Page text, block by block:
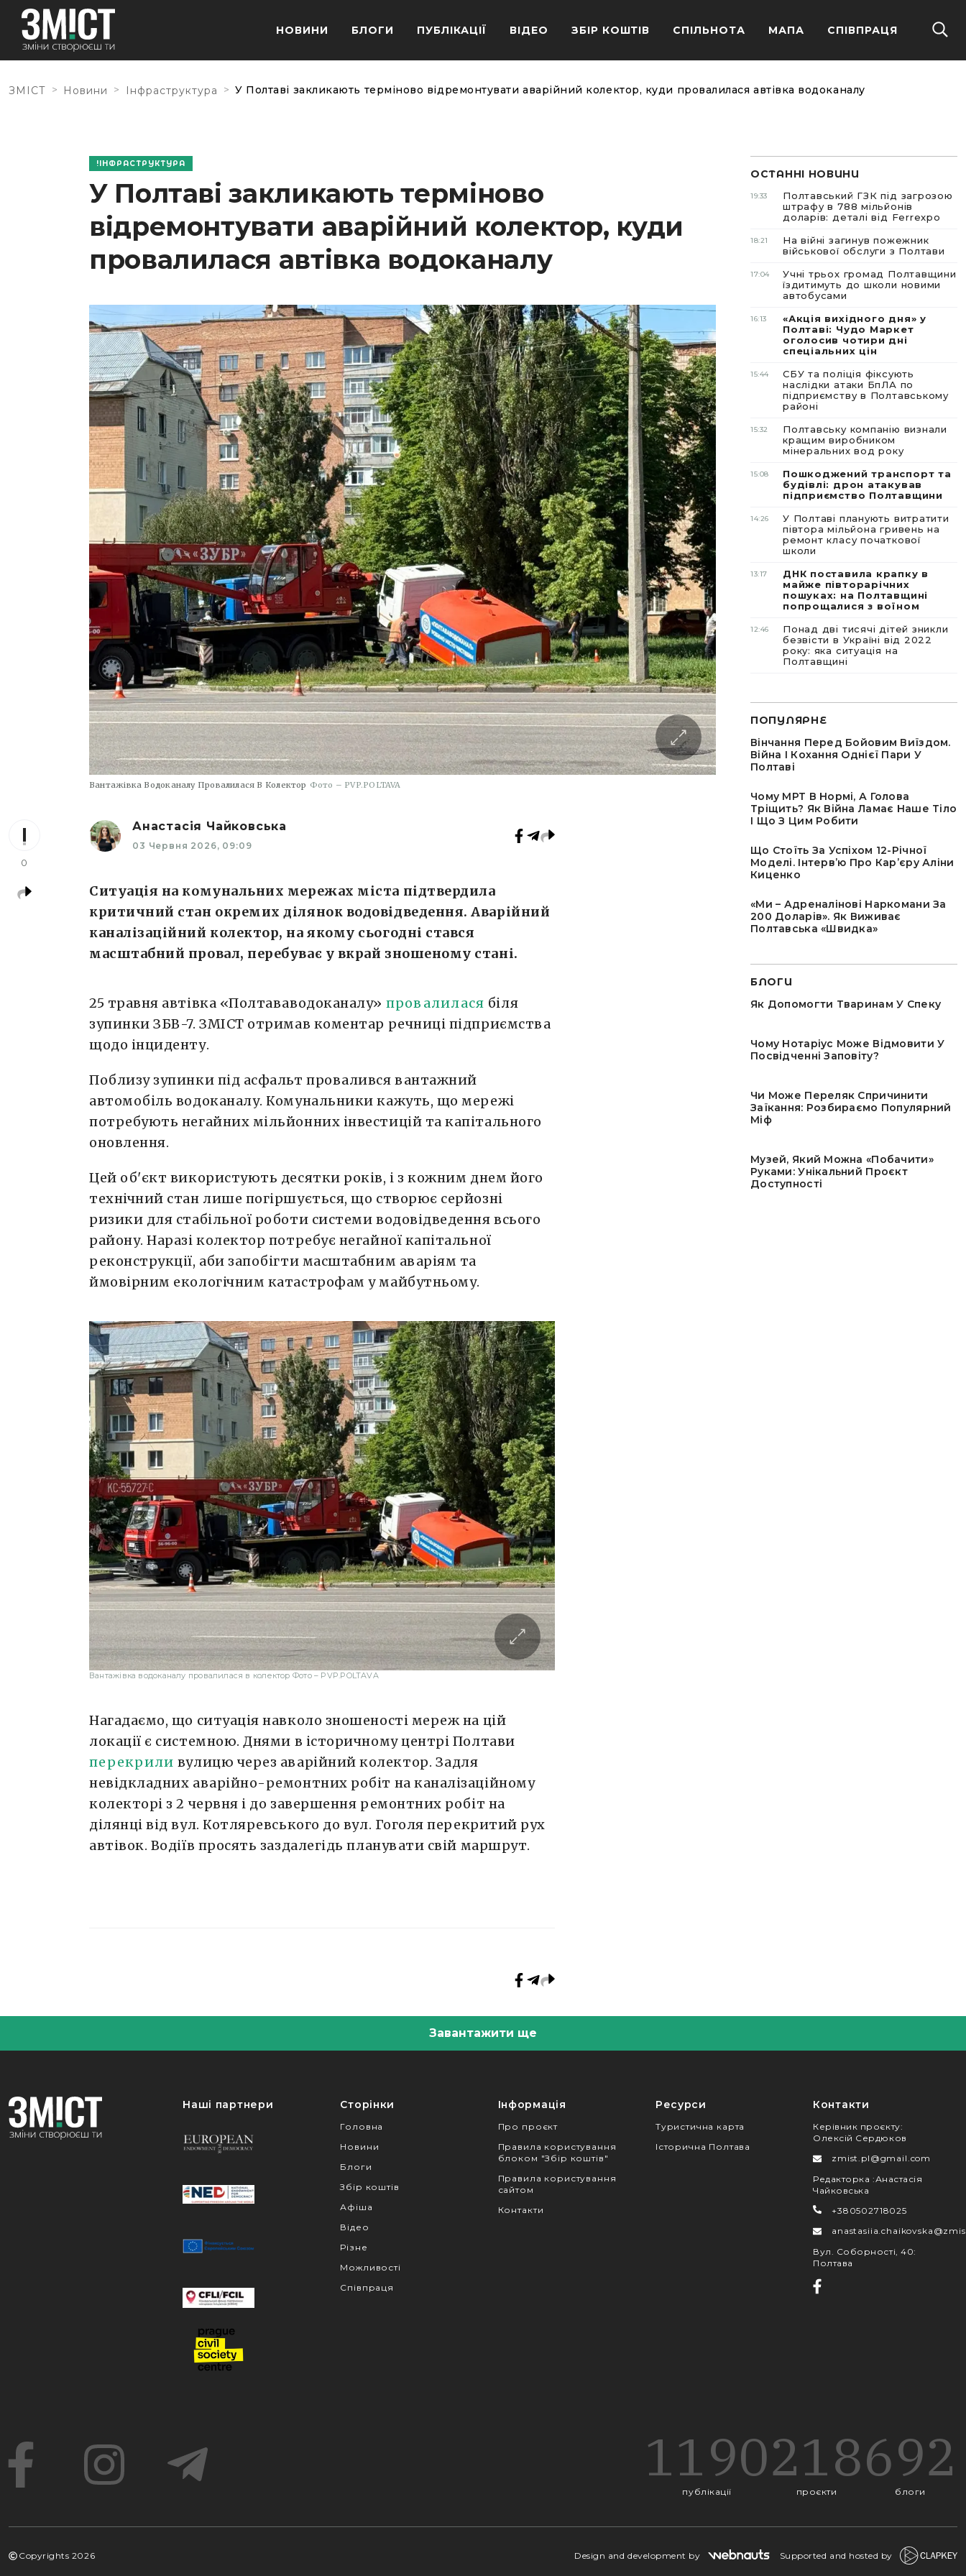
НОВИНИ БЛОГИ ПУБЛІКАЦІЇ ВІДЕО ЗБІР КОШТІВ СПІЛЬНОТА МАПА СПІВПРАЦЯ
ЗМІСТ > Новини > Інфраструктура > У Полтаві закликають терміново відремонтувати аварійний колектор, куди провалилася автівка водоканалу
ІНФРАСТРУКТУРА
У Полтаві закликають терміново
відремонтувати аварійний колектор, куди
провалилася автівка водоканалу
Вантажівка Водоканалу Провалилася В Колектор Фото – PVP.POLTAVA
0
Анастасія Чайковська
03 Червня 2026, 09:09
Ситуація на комунальних мережах міста підтвердила
критичний стан окремих ділянок водовідведення. Аварійний
каналізаційний колектор, на якому сьогодні стався
масштабний провал, перебуває у вкрай зношеному стані.
25 травня автівка «Полтававодоканалу» провалилася біля
зупинки ЗБВ-7. ЗМІСТ отримав коментар речниці підприємства
щодо інциденту.
Поблизу зупинки під асфальт провалився вантажний
автомобіль водоканалу. Комунальники кажуть, що мережі
потребують негайних мільйонних інвестицій та капітального
оновлення.
Цей об'єкт використують десятки років, і з кожним днем його
технічний стан лише погіршується, що створює серйозні
ризики для стабільної роботи системи водовідведення всього
району. Наразі колектор потребує негайної капітальної
реконструкції, аби запобігти масштабним аваріям та
ймовірним екологічним катастрофам у майбутньому.
Вантажівка водоканалу провалилася в колектор Фото – PVP.POLTAVA
Нагадаємо, що ситуація навколо зношеності мереж на цій
локації є системною. Днями в історичному центрі Полтави
перекрили вулицю через аварійний колектор. Задля
невідкладних аварійно-ремонтних робіт на каналізаційному
колекторі з 2 червня і до завершення ремонтних робіт на
ділянці від вул. Котляревського до вул. Гоголя перекритий рух
автівок. Водіїв просять заздалегідь планувати свій маршрут.
ОСТАННІ НОВИНИ
19:33
Полтавський ГЗК під загрозою
штрафу в 788 мільйонів
доларів: деталі від Ferrexpo
18:21
На війні загинув пожежник
військової обслуги з Полтави
17:04
Учні трьох громад Полтавщини
їздитимуть до школи новими
автобусами
16:13
«Акція вихідного дня» у
Полтаві: Чудо Маркет
оголосив чотири дні
спеціальних цін
15:44
СБУ та поліція фіксують
наслідки атаки БпЛА по
підприємству в Полтавському
районі
15:32
Полтавську компанію визнали
кращим виробником
мінеральних вод року
15:08
Пошкоджений транспорт та
будівлі: дрон атакував
підприємство Полтавщини
14:26
У Полтаві планують витратити
півтора мільйона гривень на
ремонт класу початкової
школи
13:17
ДНК поставила крапку в
майже півторарічних
пошуках: на Полтавщині
попрощалися з воїном
12:46
Понад дві тисячі дітей зникли
безвісти в Україні від 2022
року: яка ситуація на
Полтавщині
ПОПУЛЯРНЕ
Вінчання Перед Бойовим Виїздом.
Війна І Кохання Однієї Пари У
Полтаві
Чому МРТ В Нормі, А Голова
Тріщить? Як Війна Ламає Наше Тіло
І Що З Цим Робити
Що Стоїть За Успіхом 12-Річної
Моделі. Інтервʼю Про Карʼєру Аліни
Киценко
«Ми – Адреналінові Наркомани За
200 Доларів». Як Виживає
Полтавська «швидка»
БЛОГИ
Як Допомогти Тваринам У Спеку
Чому Нотаріус Може Відмовити У
Посвідченні Заповіту?
Чи Може Переляк Спричинити
Заїкання: Розбираємо Популярний
Міф
Музей, Який Можна «побачити»
Руками: Унікальний Проєкт
Доступності
Завантажити ще
Наші партнери Сторінки
Головна
Новини
Блоги
Збір коштів
Афіша
Відео
Різне
Можливості
Співпраця
Інформація
Про проєкт
Правила користування
блоком "Збір коштів"
Правила користування
сайтом
Контакти
Ресурси
Туристична карта
Історична Полтава
Контакти
Керівник проєкту:
Олексій Сердюков
zmist.pl@gmail.com
Редакторка :Анастасія
Чайковська
+380502718025
Вул. Соборності, 40:
Полтава
1190
публікації
218
проєкти
692
блоги
Copyrights 2026 Design and development by Supported and hosted by